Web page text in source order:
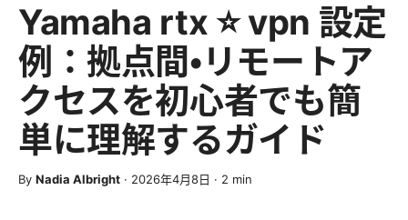
Yamaha rtx ⭐ vpn 設定
例：拠点間・リモートア
クセスを初心者でも簡
単に理解するガイド
By Nadia Albright · 2026年4月8日 · 2 min